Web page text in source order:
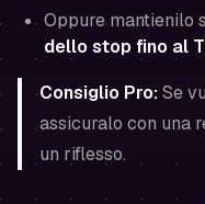
Oppure mantienilo
dello stop fino al
Consiglio Pro:Se
assicuralo con una
un riflesso.